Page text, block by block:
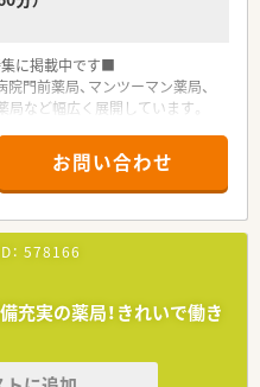
に掲載中です■
門前薬局、マンツーマン薬局、
など幅広く展開しています。
質の高い薬剤師の育成にも力を入
お問い合わせ
578166
充実の薬局！きれいで働き